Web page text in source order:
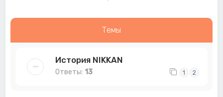
Темы
История NIKKAN
Ответы: 13 1 2